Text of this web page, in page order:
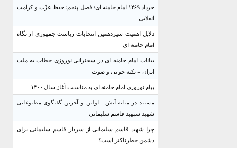
خرداد ۱۳۶۹ امام خامنه ای/ فصل پنجم: حفظ عزّت و کرامت
انقلابی
دلایل اهمیت سیزدهمین انتخابات ریاست جمهوری از نگاه
امام خامنه ای
بیانات امام خامنه ای در سخنرانی نوروزی خطاب به ملت
ایران + نکته خوانی و صوت
پیام نوروزی امام خامنه ای به مناسبت آغاز سال ۱۴۰۰
مستند در میانه آتش - اولین و آخرین گفتگوی مطبوعاتی
شهید سپهبد قاسم سلیمانی
چرا شهید قاسم سلیمانی از سردار قاسم سلیمانی برای
دشمن خطرناکتر است؟